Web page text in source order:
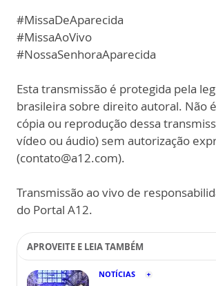
#MissaDeAparecida
#MissaAoVivo
#NossaSenhoraAparecida
Esta transmissão é protegida pela
brasileira sobre direito autoral. Não
cópia ou reprodução dessa
vídeo ou áudio) sem autorização
(contato@a12.com).
Transmissão ao vivo de
do Portal A12.
APROVEITE E LEIA TAMBÉM
NOTÍCIAS